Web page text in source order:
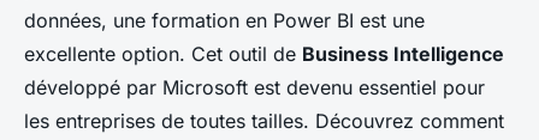
données, une formation en Power BI est une
excellente option. Cet outil de Business Intelligence
développé par Microsoft est devenu essentiel pour
les entreprises de toutes tailles. Découvrez comment